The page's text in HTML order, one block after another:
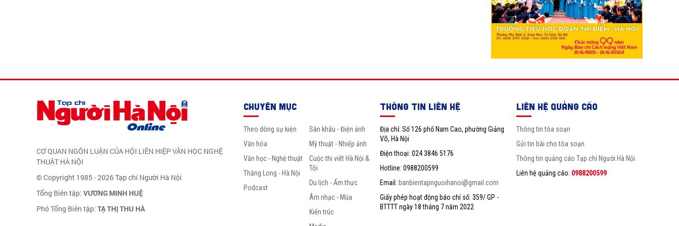
CƠ QUAN NGÔN LUẬN CỦA HỘI LIÊN HIỆP VĂN HỌC NGHỆ
THUẬT HÀ NỘI
© Copyright 1985 - 2026 Tạp chí Người Hà Nội
Tổng Biên tập: VƯƠNG MINH HUỆ
Phó Tổng Biên tập: TẠ THỊ THU HÀ
CHUYÊN MỤC
Theo dòng sự kiện
Văn hóa
Văn học - Nghệ thuật
Thăng Long - Hà Nội
Podcast
Sân khấu - Điện ảnh
Mỹ thuật - Nhiếp ảnh
Cuộc thi viết Hà Nội &
Tôi
Du lịch - Ẩm thực
Âm nhạc - Múa
Kiến trúc
THÔNG TIN LIÊN HỆ
Địa chỉ: Số 126 phố Nam Cao, phường Giảng
Võ, Hà Nội
Điện thoại: 024 3846 5176
Hotline: 0988200599
Email: banbientapnguoihanoi@gmail.com
Giấy phép hoạt động báo chí số: 359/ GP -
BTTTT ngày 18 tháng 7 năm 2022
LIÊN HỆ QUẢNG CÁO
Thông tin tòa soạn
Gửi tin bài cho tòa soạn
Thông tin quảng cáo Tạp chí Người Hà Nội
Liên hệ quảng cáo: 0988200599